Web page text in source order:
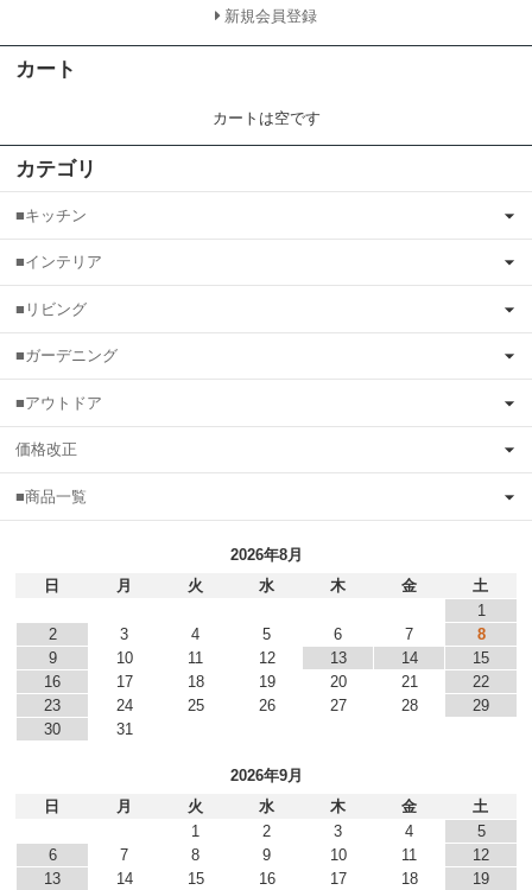
新規会員登録
カート
カートは空です
カテゴリ
■キッチン
■インテリア
■リビング
■ガーデニング
■アウトドア
価格改正
■商品一覧
2026年8月
日
月 火 水 木 金
土
1
2
3 4 5 6 7
8
9
10 11 12 13 14
15
16
17 18 19 20 21
22
23
24 25 26 27 28
29
30
31
2026年9月
日
月 火 水 木 金
土
1
2 3 4
5
6
7 8 9 10 11
12
13
14 15 16 17 18 19